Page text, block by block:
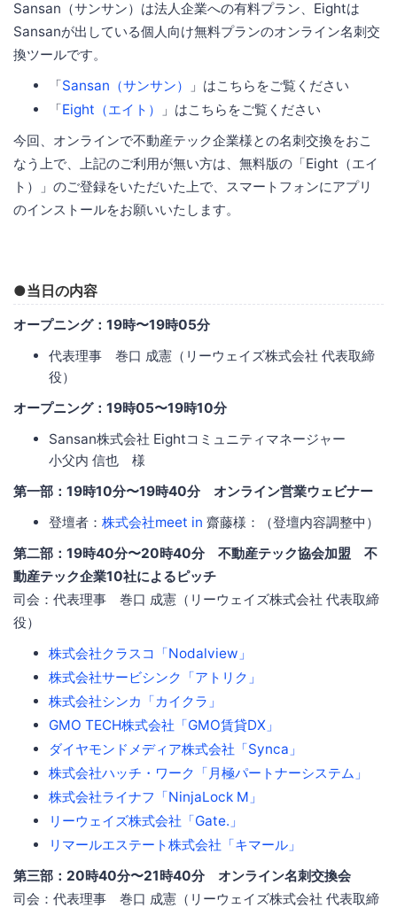
Sansan（サンサン）は法人企業への有料プラン、Eightは
Sansanが出している個人向け無料プランのオンライン名刺交
換ツールです。
「Sansan（サンサン）
」はこちらをご覧ください
「Eight（エイト）
」はこちらをご覧ください
今回、オンラインで不動産テック企業様との名刺交換をおこ
なう上で、上記のご利用が無い方は、無料版の「Eight（エイ
ト）」のご登録をいただいた上で、スマートフォンにアプリ
のインストールをお願いいたします。
●当日の内容
オープニング：19時〜19時05分
代表理事 巻口 成憲（リーウェイズ株式会社 代表取締
役）
オープニング：19時05〜19時10分
Sansan株式会社 Eightコミュニティマネージャー
小父内 信也 様
第一部：19時10分〜19時40分 オンライン営業ウェビナー
登壇者： 株式会社meet in 齋藤様：（登壇内容調整中）
第二部：19時40分〜20時40分 不動産テック協会加盟 不
動産テック企業10社によるピッチ
司会：代表理事 巻口 成憲（リーウェイズ株式会社 代表取締
役）
株式会社クラスコ「Nodalview」
株式会社サービシンク「アトリク」
株式会社シンカ「カイクラ」
GMO TECH株式会社「GMO賃貸DX」
ダイヤモンドメディア株式会社「Synca」
株式会社ハッチ・ワーク「月極パートナーシステム」
株式会社ライナフ「NinjaLock M」
リーウェイズ株式会社「Gate.」
リマールエステート株式会社「キマール」
第三部：20時40分〜21時40分 オンライン名刺交換会
司会：代表理事 巻口 成憲（リーウェイズ株式会社 代表取締